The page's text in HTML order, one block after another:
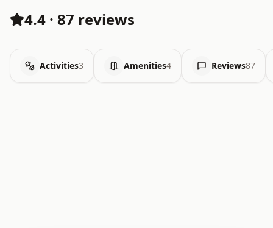
4.4 · 87 reviews
Activities3 Amenities4 Reviews87